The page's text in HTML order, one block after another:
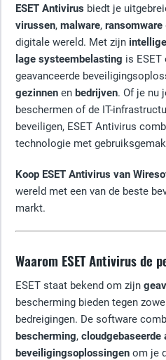
ESET Antivirus biedt je
virussen, malware, ransomware
digitale wereld. Met zijn
lage systeembelasting is ESET
geavanceerde
gezinnen en bedrijven. Of je nu
beschermen of de IT-
beveiligen, ESET Antivirus
technologie met
Koop ESET Antivirus van
wereld met een van de beste
markt.
Waarom ESET Antivirus de
ESET staat bekend om zijn
bescherming bieden tegen
bedreigingen. De software
bescherming, cloudgebaseerde
beveiligingsoplossingen om je